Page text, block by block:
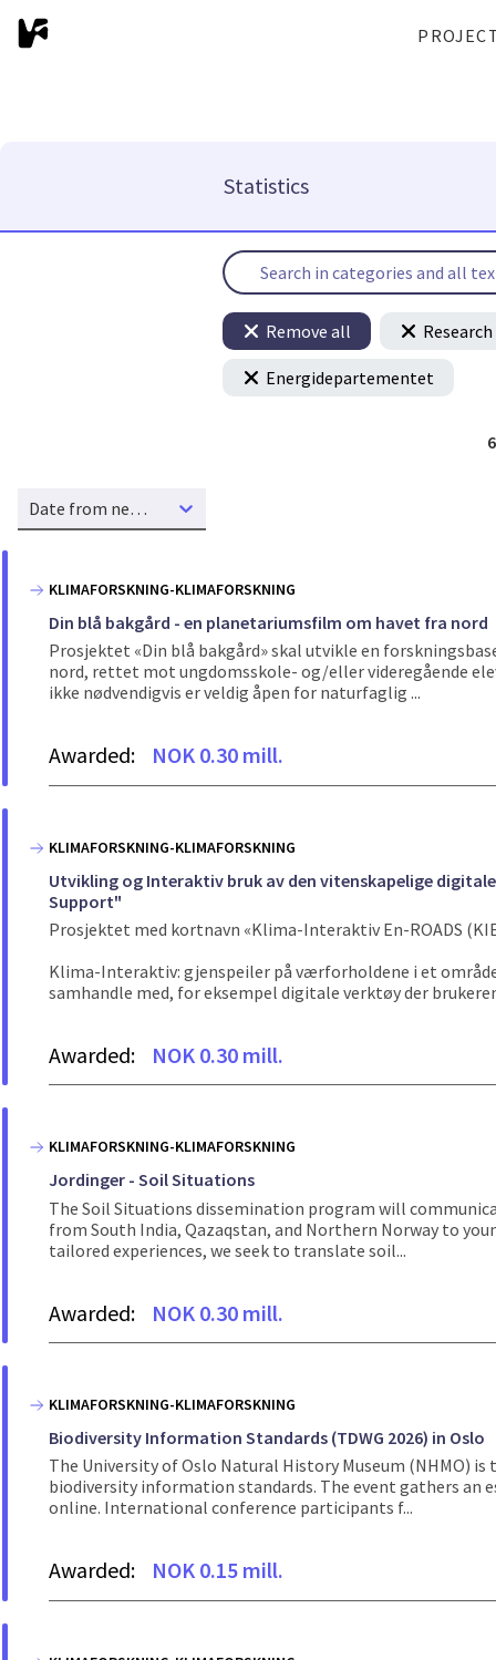
Statistics
Remove all
Energidepartementet
Date from new to old
KLIMAFORSKNING-KLIMAFORSKNING
Din blå bakgård - en planetariumsfilm om havet fra nord
Prosjektet «Din blå bakgård» skal utvikle en
nord, rettet mot ungdomsskole- og/eller videregående
ikke nødvendigvis er veldig åpen for naturfaglig ...
Awarded: NOK 0.30 mill.
KLIMAFORSKNING-KLIMAFORSKNING
Utvikling og Interaktiv bruk av den vitenskapelige
Support"
Prosjektet med kortnavn «Klima-Interaktiv En-ROADS
Klima-Interaktiv: gjenspeiler på værforholdene i et
samhandle med, for eksempel digitale verktøy der
Awarded: NOK 0.30 mill.
KLIMAFORSKNING-KLIMAFORSKNING
Jordinger - Soil Situations
The Soil Situations dissemination program will
from South India, Qazaqstan, and Northern Norway to
tailored experiences, we seek to translate soil...
Awarded: NOK 0.30 mill.
KLIMAFORSKNING-KLIMAFORSKNING
Biodiversity Information Standards (TDWG 2026) in Oslo
The University of Oslo Natural History Museum (NHMO)
biodiversity information standards. The event gathers an
online. International conference participants f...
Awarded: NOK 0.15 mill.